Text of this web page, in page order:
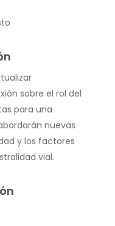
sobre el rol del
para una
nuevas
y los factores
vial.